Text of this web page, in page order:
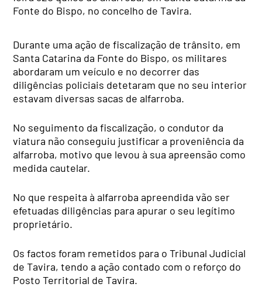
Fonte do Bispo, no concelho de Tavira.
Durante uma ação de fiscalização de trânsito, em
Santa Catarina da Fonte do Bispo, os militares
abordaram um veículo e no decorrer das
diligências policiais detetaram que no seu interior
estavam diversas sacas de alfarroba.
No seguimento da fiscalização, o condutor da
viatura não conseguiu justificar a proveniência da
alfarroba, motivo que levou à sua apreensão como
medida cautelar.
No que respeita à alfarroba apreendida vão ser
efetuadas diligências para apurar o seu legítimo
proprietário.
Os factos foram remetidos para o Tribunal Judicial
de Tavira, tendo a ação contado com o reforço do
Posto Territorial de Tavira.